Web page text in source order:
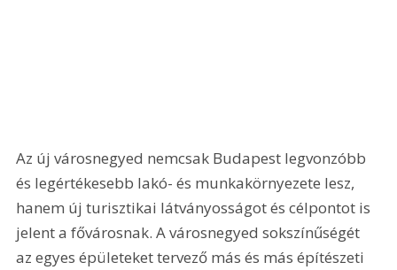
Az új városnegyed nemcsak Budapest legvonzóbb
és legértékesebb lakó- és munkakörnyezete lesz,
hanem új turisztikai látványosságot és célpontot is
jelent a fővárosnak. A városnegyed sokszínűségét
az egyes épületeket tervező más és más építészeti